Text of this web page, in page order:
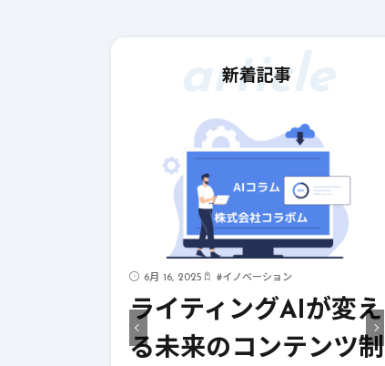
新着記事
article
6月 16, 2025 #イノベーション
ライティングAIが変え
る未来のコンテンツ制